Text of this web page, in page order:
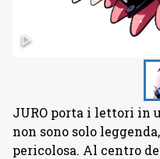
JURO porta i lettori in
non sono solo
pericolosa. Al centro